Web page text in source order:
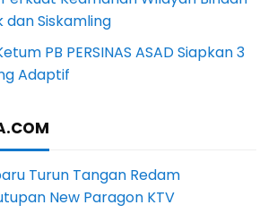
Siskamling
PB PERSINAS ASAD Siapkan 3
Adaptif
Turun Tangan Redam
New Paragon KTV